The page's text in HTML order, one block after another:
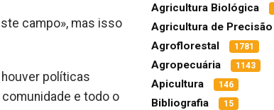
campo», mas isso
políticas
e todo o
Agricultura Biológica
Agricultura de Precisão
Agroflorestal 1781
Agropecuária 1143
Apicultura 146
Bibliografia 15